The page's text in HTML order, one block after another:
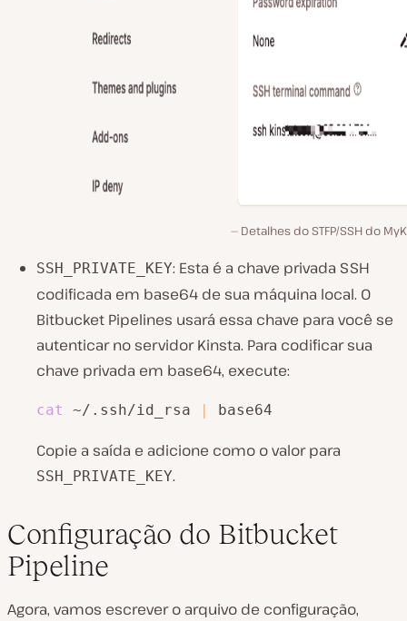
Detalhes do STFP/SSH do
SSH_PRIVATE_KEY: Esta é a chave privada SSH
codificada em base64 de sua máquina local. O
Bitbucket Pipelines usará essa chave para você se
autenticar no servidor Kinsta. Para codificar sua
chave privada em base64, execute:
cat ~/.ssh/id_rsa base64
Copie a saída e adicione como o valor para
SSH_PRIVATE_KEY.
Configuração do Bitbucket
Pipeline
Agora, vamos escrever o arquivo de configuração,